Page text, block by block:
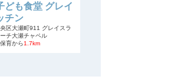
ども食堂 グレイ
チン
区大瀬町911 グレイスラ
チ大瀬チャペル
育から1.7km